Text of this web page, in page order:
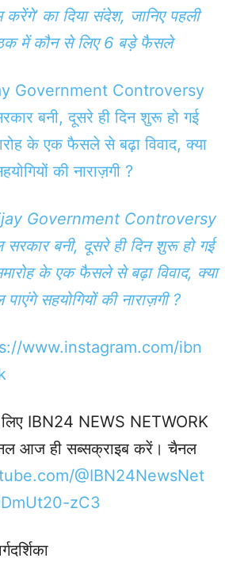
का दिया संदेश, जानिए पहली
में कौन से लिए 6 बड़े फैसले
Government Controversy
बनी, दूसरे ही दिन शुरू हो गई
के एक फैसले से बढ़ा विवाद, क्या
की नाराज़गी ?
Government Controversy
बनी, दूसरे ही दिन शुरू हो गई
के एक फैसले से बढ़ा विवाद, क्या
सहयोगियों की नाराज़गी ?
www.instagram.com/ibn
IBN24 NEWS NETWORK
आज ही सब्सक्राइब करें। चैनल
@IBN24NewsNet
zC3